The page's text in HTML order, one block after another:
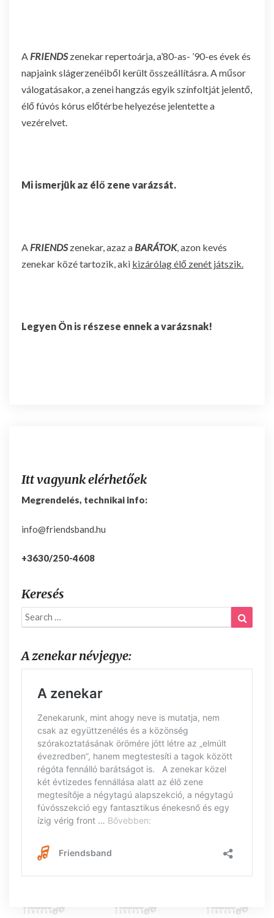
A FRIENDSzenekar repertoárja, a’80-as- ’90-es évek és
napjaink slágerzenéiből került összeállításra. A műsor
válogatásakor, a zenei hangzás egyik színfoltját jelentő,
élő fúvós kórus előtérbe helyezése jelentette a
vezérelvet.
Mi ismerjük az élő zene varázsát.
A FRIENDSzenekar, azaz a BARÁTOK, azon kevés
zenekar közé tartozik, aki kizárólag élő zenét játszik.
Legyen Ön is részese ennek a varázsnak!
Itt vagyunk elérhetőek
Megrendelés, technikai info:
info@friendsband.hu
+3630/250-4608
Keresés
Search
for:
A zenekar névjegye: